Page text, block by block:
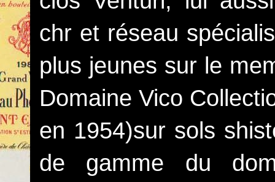
chr et réseau
plus jeunes sur le
Domaine Vico
en 1954)sur sols
de gamme du